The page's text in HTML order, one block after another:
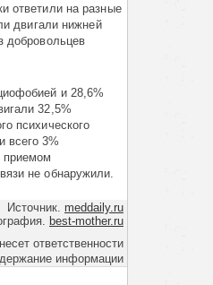
ответили на разные
двигали нижней
добровольцев
и 28,6%
32,5%
психического
всего 3%
приемом
не обнаружили.
Источник. meddaily.ru
best-mother.ru
ответственности
информации